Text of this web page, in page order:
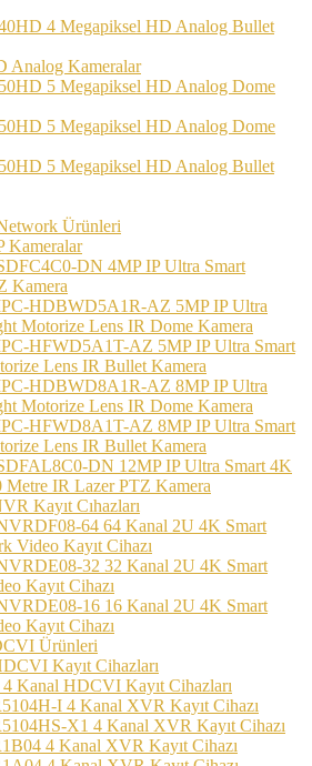
4 Megapiksel HD Analog Bullet
Kameralar
5 Megapiksel HD Analog Dome
5 Megapiksel HD Analog Dome
5 Megapiksel HD Analog Bullet
Ürünleri
DN 4MP IP Ultra Smart
Kamera
HDBWD5A1R-AZ 5MP IP Ultra
Motorize Lens IR Dome Kamera
HFWD5A1T-AZ 5MP IP Ultra Smart
Lens IR Bullet Kamera
HDBWD8A1R-AZ 8MP IP Ultra
Motorize Lens IR Dome Kamera
HFWD8A1T-AZ 8MP IP Ultra Smart
Lens IR Bullet Kamera
DN 12MP IP Ultra Smart 4K
Metre IR Lazer PTZ Kamera
Kayıt Cıhazları
64 64 Kanal 2U 4K Smart
Video Kayıt Cihazı
32 32 Kanal 2U 4K Smart
Kayıt Cihazı
16 16 Kanal 2U 4K Smart
Kayıt Cihazı
Ürünleri
Kayıt Cihazları
HDCVI Kayıt Cihazları
I 4 Kanal XVR Kayıt Cihazı
X1 4 Kanal XVR Kayıt Cihazı
4 Kanal XVR Kayıt Cihazı